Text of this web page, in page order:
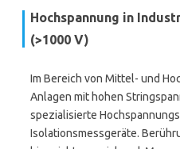
Hochspannung in
(>1000 V)
Im Bereich von Mittel- und
Anlagen mit hohen
spezialisierte
Isolationsmessgeräte.